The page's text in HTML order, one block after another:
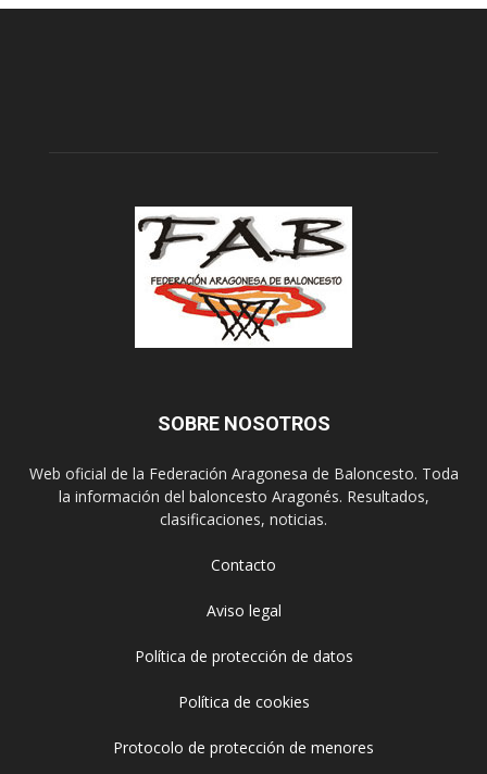
SOBRE NOSOTROS
Web oficial de la Federación Aragonesa de Baloncesto. Toda
la información del baloncesto Aragonés. Resultados,
clasificaciones, noticias.
Contacto
Aviso legal
Política de protección de datos
Política de cookies
Protocolo de protección de menores